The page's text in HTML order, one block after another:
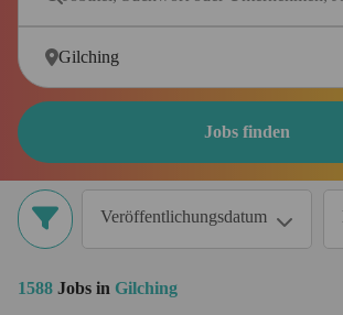
Jobs finden
Veröffentlichungsdatum
1588 Jobs in Gilching